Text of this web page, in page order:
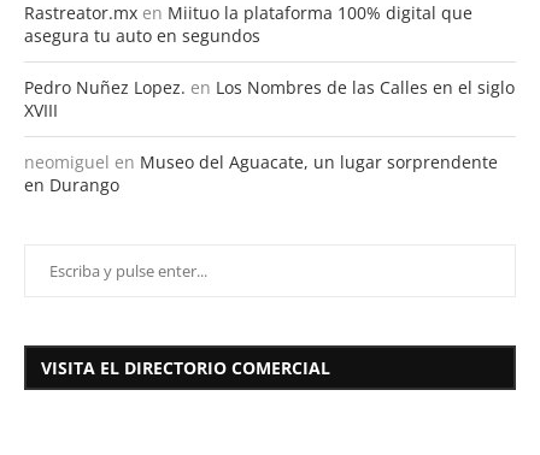
Rastreator.mx en Miituo la plataforma 100% digital que
asegura tu auto en segundos
Pedro Nuñez Lopez. en Los Nombres de las Calles en el siglo
XVIII
neomiguel en Museo del Aguacate, un lugar sorprendente
en Durango
VISITA EL DIRECTORIO COMERCIAL